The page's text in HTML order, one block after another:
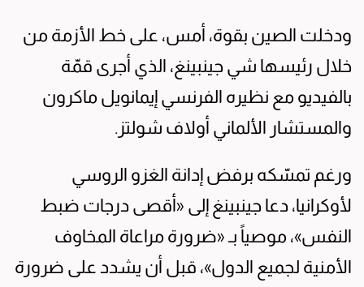
ودخلت الصين بقوة، أمس، على خط الأزمة من
خلال رئيسها شي جينبينغ، الذي أجرى قمّة
بالفيديو مع نظيره الفرنسي إيمانويل ماكرون
والمستشار الألماني أولاف شولتز.
ورغم تمسّكه برفض إدانة الغزو الروسي
لأوكرانيا، دعا جينبينغ إلى «أقصى درجات ضبط
النفس»، موصياً بـ «ضرورة مراعاة المخاوف
الأمنية لجميع الدول»، قبل أن يشدد على ضرورة